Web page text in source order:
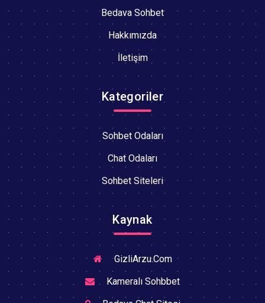
Bedava Sohbet
Hakkımızda
İletişim
Kategoriler
Sohbet Odaları
Chat Odaları
Sohbet Siteleri
Kaynak
GizliArzu.Com
Kameralı Sohbbet